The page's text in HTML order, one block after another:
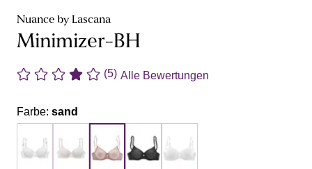
Nuance by Lascana
Minimizer-BH
(5) Alle Bewertungen
Farbe: sand